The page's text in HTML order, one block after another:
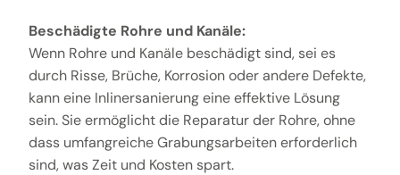
Beschädigte Rohre und Kanäle:
Wenn Rohre und Kanäle beschädigt sind, sei es
durch Risse, Brüche, Korrosion oder andere Defekte,
kann eine Inlinersanierung eine effektive Lösung
sein. Sie ermöglicht die Reparatur der Rohre, ohne
dass umfangreiche Grabungsarbeiten erforderlich
sind, was Zeit und Kosten spart.